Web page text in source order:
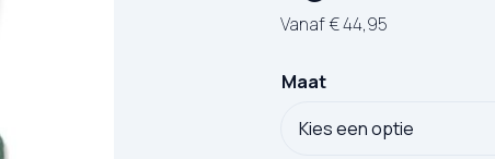
Vanaf€44,95
Maat